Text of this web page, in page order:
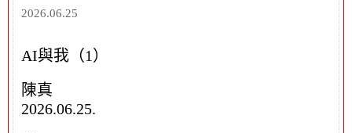
2026.06.25
AI與我（1）
陳真
2026.06.25.